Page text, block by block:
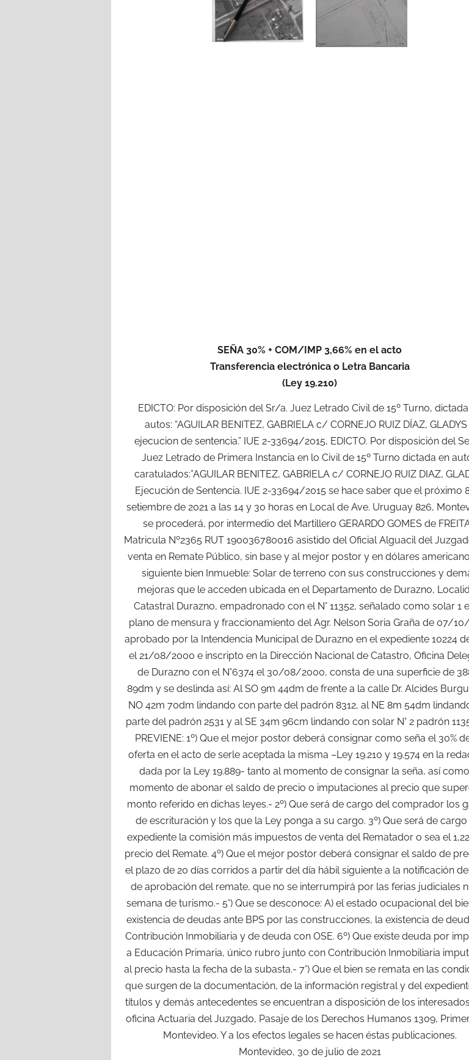
SEÑA 30% + COM/IMP 3,66% en el acto
Transferencia electrónica o Letra Bancaria
(Ley 19.210)
EDICTO: Por disposición del Sr/a. Juez Letrado Civil de 15º Turno,
autos: “AGUILAR BENITEZ, GABRIELA c/ CORNEJO RUIZ DÍAZ, GLADYS
ejecucion de sentencia.” IUE 2-33694/2015, EDICTO. Por disposición del
Juez Letrado de Primera Instancia en lo Civil de 15º Turno dictada en
caratulados:”AGUILAR BENITEZ, GABRIELA c/ CORNEJO RUIZ DIAZ,
Ejecución de Sentencia. IUE 2-33694/2015 se hace saber que el próximo
setiembre de 2021 a las 14 y 30 horas en Local de Ave. Uruguay 826,
se procederá, por intermedio del Martillero GERARDO GOMES de
Matricula Nº2365 RUT 190036780016 asistido del Oficial Alguacil del
venta en Remate Público, sin base y al mejor postor y en dólares
siguiente bien Inmueble: Solar de terreno con sus construcciones y
mejoras que le acceden ubicada en el Departamento de Durazno,
Catastral Durazno, empadronado con el N° 11352, señalado como solar 1
plano de mensura y fraccionamiento del Agr. Nelson Soria Graña de 07/
aprobado por la Intendencia Municipal de Durazno en el expediente 10224
el 21/08/2000 e inscripto en la Dirección Nacional de Catastro, Oficina
de Durazno con el N°6374 el 30/08/2000, consta de una superficie de
89dm y se deslinda así: Al SO 9m 44dm de frente a la calle Dr. Alcides
NO 42m 70dm lindando con parte del padrón 8312, al NE 8m 54dm
parte del padrón 2531 y al SE 34m 96cm lindando con solar N° 2 padrón
PREVIENE: 1º) Que el mejor postor deberá consignar como seña el 30%
oferta en el acto de serle aceptada la misma –Ley 19.210 y 19.574 en la
dada por la Ley 19.889- tanto al momento de consignar la seña, así
momento de abonar el saldo de precio o imputaciones al precio que
monto referido en dichas leyes.- 2º) Que será de cargo del comprador los
de escrituración y los que la Ley ponga a su cargo. 3º) Que será de
expediente la comisión más impuestos de venta del Rematador o sea el
precio del Remate. 4º) Que el mejor postor deberá consignar el saldo de
el plazo de 20 días corridos a partir del día hábil siguiente a la notificación
de aprobación del remate, que no se interrumpirá por las ferias judiciales
semana de turismo.- 5°) Que se desconoce: A) el estado ocupacional del
existencia de deudas ante BPS por las construcciones, la existencia de
Contribución Inmobiliaria y de deuda con OSE. 6º) Que existe deuda por
a Educación Primaria, único rubro junto con Contribución Inmobiliaria
al precio hasta la fecha de la subasta.- 7°) Que el bien se remata en las
que surgen de la documentación, de la información registral y del
títulos y demás antecedentes se encuentran a disposición de los
oficina Actuaria del Juzgado, Pasaje de los Derechos Humanos 1309,
Montevideo. Y a los efectos legales se hacen éstas publicaciones.
Montevideo, 30 de julio de 2021